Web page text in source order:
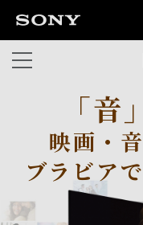
「音」
映画・
ブラビアで